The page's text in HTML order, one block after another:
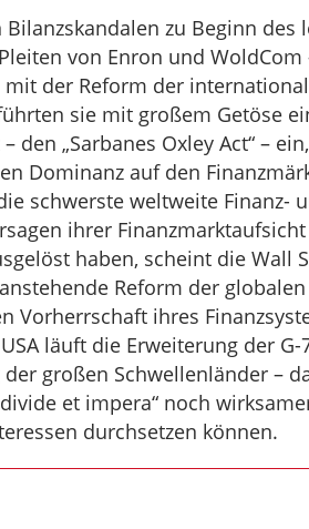
zu Beginn des
von Enron und WoldCom
mit der Reform der
sie mit großem Getöse
den „Sarbanes Oxley Act“ –
Dominanz auf den
schwerste weltweite Finanz-
ihrer
haben, scheint die Wall
Reform der
Vorherrschaft ihres
läuft die Erweiterung der
großen Schwellenländer –
et impera“ noch
durchsetzen können.